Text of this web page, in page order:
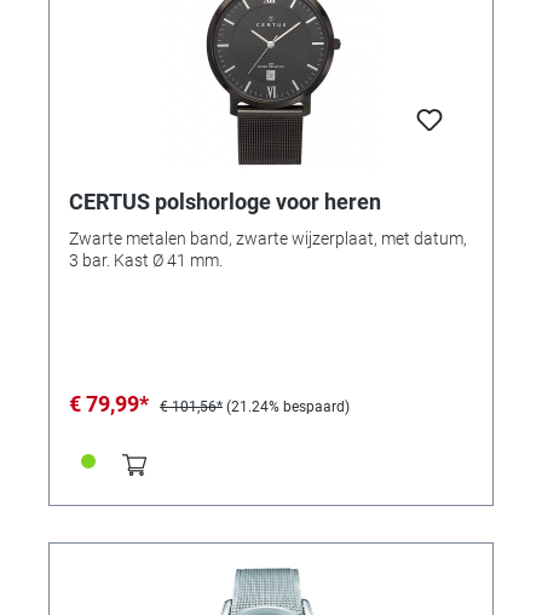
CERTUS polshorloge voor heren
Zwarte metalen band, zwarte wijzerplaat, met datum,
3 bar. Kast Ø 41 mm.
€ 79,99* € 101,56* (21.24% bespaard)